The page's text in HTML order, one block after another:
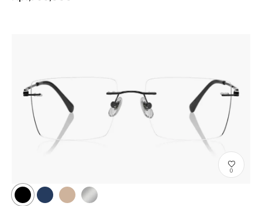
0